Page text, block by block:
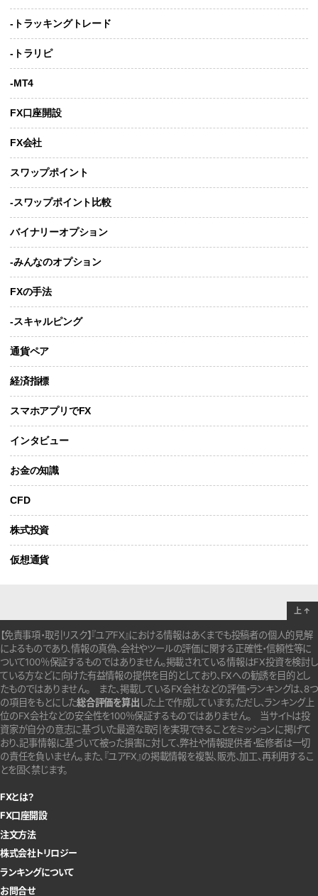
-トラッキングトレード
-トラリピ
-MT4
FX口座開設
FX会社
スワップポイント
-スワップポイント比較
バイナリーオプション
-みんなのオプション
FXの手法
-スキャルピング
通貨ペア
経済指標
スマホアプリでFX
インタビュー
お金の知識
CFD
株式投資
仮想通貨
【免責事項・取引リスク】『ユアFX』における情報はあくまでも投稿者の個人的見解
によるものであり、情報の真偽、会社やツールの評価に関する正確性・信頼性等に
ついて100％保証するものではありません。掲載されている情報はFX投資を検討し
ている方などに向けた有益情報の提供を目的としており、FXへの勧誘を目的とし
たものではありません。 また、掲載しているFX会社などの評価・ランキングは、8つ
の項目をもとにした総合評価を算出 した上で作成しています。ただし、ランキング上
位のFX会社などの安全性を100％保証するものではありません。
当サイトは投
資家が自分の意志に基づいた最適な取引を実現できることをミッションに掲げて
おり、記事情報に基づいて被った損害に対して、弊社や情報提供者・監修者は一切
の責任を負いません。また、『ユアFX』の掲載情報を複製、販売、加工、再利用するこ
とを固く禁じます。
FXとは？
FX口座開設
注文方法
株式会社トリロジー
ランキングについて
お問合せ
上 ↑